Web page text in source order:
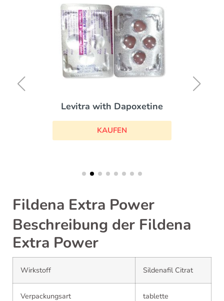
Levitra with Dapoxetine
KAUFEN
Fildena Extra Power
Beschreibung der Fildena
Extra Power
Wirkstoff Sildenafil Citrat
Verpackungsart tablette